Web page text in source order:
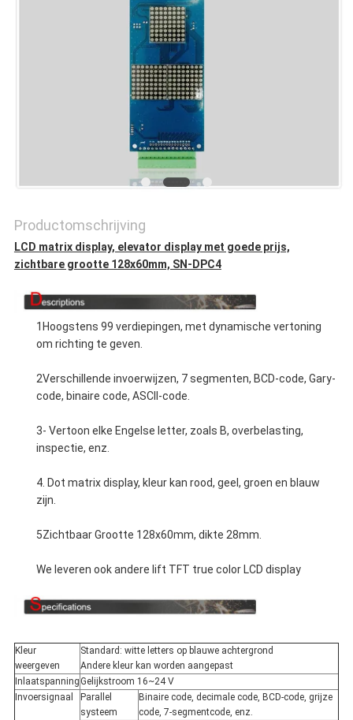
Productomschrijving
LCD matrix display, elevator display met goede prijs,
zichtbare grootte 128x60mm, SN-DPC4
1Hoogstens 99 verdiepingen, met dynamische vertoning
om richting te geven.
2Verschillende invoerwijzen, 7 segmenten, BCD-code, Gary-
code, binaire code, ASCII-code.
3- Vertoon elke Engelse letter, zoals B, overbelasting,
inspectie, enz.
4. Dot matrix display, kleur kan rood, geel, groen en blauw
zijn.
5Zichtbaar Grootte 128x60mm, dikte 28mm.
We leveren ook andere lift TFT true color LCD display
Kleur
weergeven
Standard: witte letters op blauwe achtergrond
Andere kleur kan worden aangepast
InlaatspanningGelijkstroom 16~24 V
Invoersignaal
Parallel
systeem
Binaire code, decimale code, BCD-code, grijze
code, 7-segmentcode, enz.